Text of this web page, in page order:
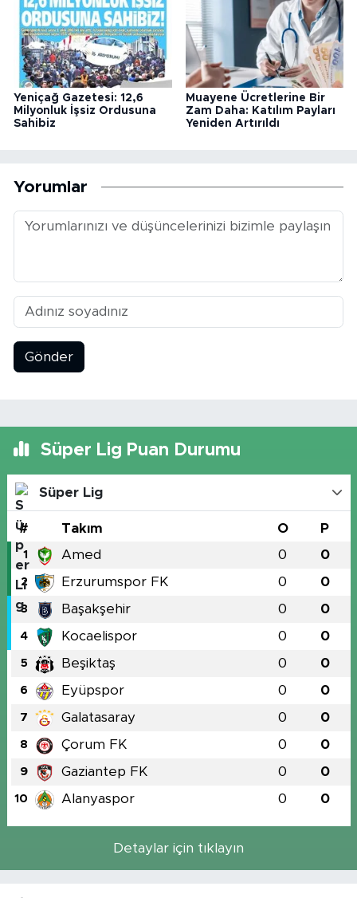
Yeniçağ Gazetesi: 12,6
Milyonluk İşsiz Ordusuna
Sahibiz
Muayene Ücretlerine Bir
Zam Daha: Katılım Payları
Yeniden Artırıldı
Yorumlar
Gönder
Süper Lig Puan Durumu
Süper Lig
# Takım O P
1 Amed 0 0
2 Erzurumspor FK 0 0
3 Başakşehir 0 0
4 Kocaelispor 0 0
5 Beşiktaş 0 0
6 Eyüpspor 0 0
7 Galatasaray 0 0
8 Çorum FK 0 0
9 Gaziantep FK 0 0
10 Alanyaspor 0 0
Detaylar için tıklayın